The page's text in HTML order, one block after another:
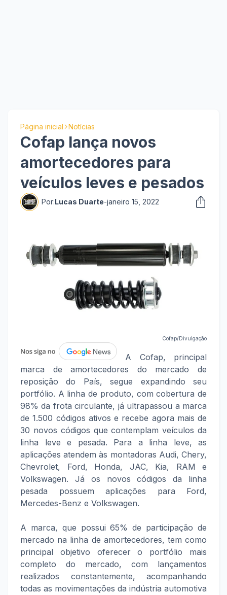
Página inicial Notícias
Cofap lança novos
amortecedores para
veículos leves e pesados
Por:Lucas Duarte-janeiro 15, 2022
Cofap/Divulgação
A Cofap, principal
marca de amortecedores do mercado de
reposição do País, segue expandindo seu
portfólio. A linha de produto, com cobertura de
98% da frota circulante, já ultrapassou a marca
de 1.500 códigos ativos e recebe agora mais de
30 novos códigos que contemplam veículos da
linha leve e pesada. Para a linha leve, as
aplicações atendem às montadoras Audi, Chery,
Chevrolet, Ford, Honda, JAC, Kia, RAM e
Volkswagen. Já os novos códigos da linha
pesada possuem aplicações para Ford,
Mercedes-Benz e Volkswagen.
A marca, que possui 65% de participação de
mercado na linha de amortecedores, tem como
principal objetivo oferecer o portfólio mais
completo do mercado, com lançamentos
realizados constantemente, acompanhando
todas as movimentações da indústria automotiva